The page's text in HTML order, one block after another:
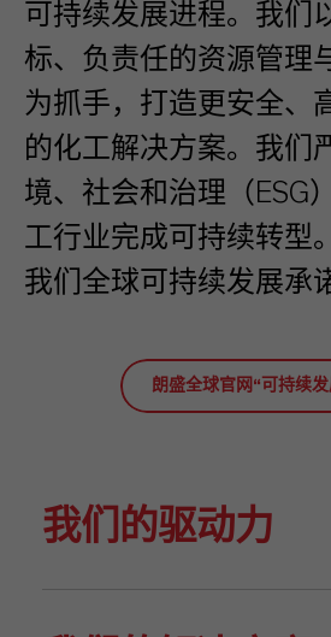
可持续发展进程。我们
标、负责任的资源管理
为抓手，打造更安全、
的化工解决方案。我们
境、社会和治理（ESG
工行业完成可持续转型
我们全球可持续发展承
朗盛全球官网“可持续
我们的驱动力